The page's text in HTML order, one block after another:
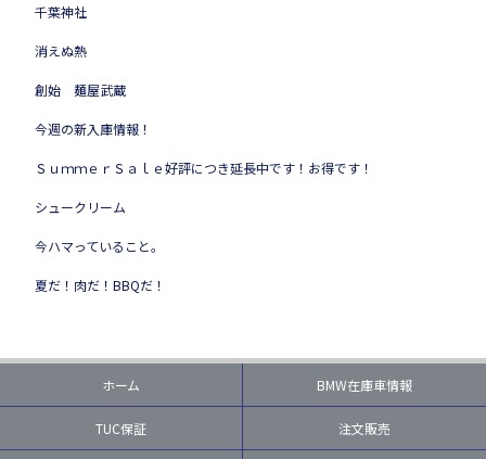
千葉神社
消えぬ熱
創始 麺屋武蔵
今週の新入庫情報！
ＳｕｍｍｅｒＳａｌｅ好評につき延長中です！お得です！
シュークリーム
今ハマっていること。
夏だ！肉だ！BBQだ！
ホーム BMW在庫車情報
TUC保証 注文販売